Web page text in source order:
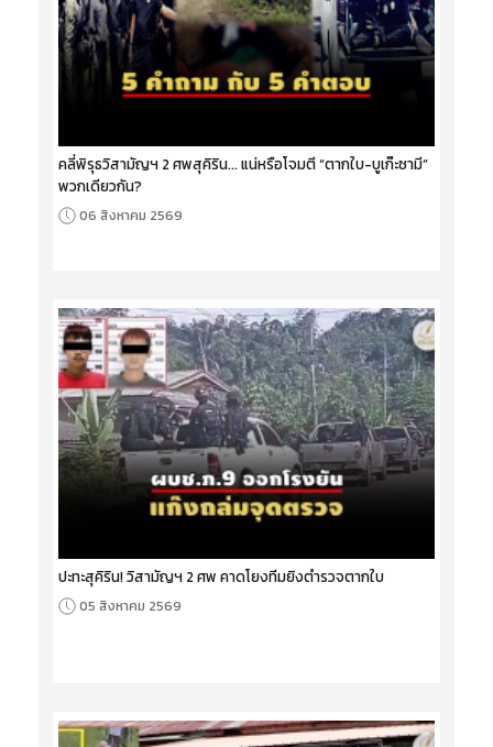
คลี่พิรุธวิสามัญฯ 2 ศพสุคิริน... แน่หรือโจมตี “ตากใบ-บูเก๊ะซามี”
พวกเดียวกัน?
06 สิงหาคม 2569
ปะทะสุคิริน! วิสามัญฯ 2 ศพ คาดโยงทีมยิงตำรวจตากใบ
05 สิงหาคม 2569